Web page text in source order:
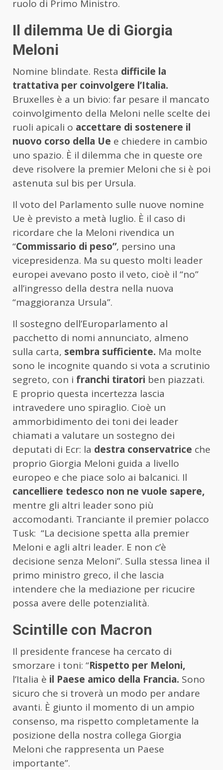
ruolo di Primo Ministro.
Il dilemma Ue di Giorgia
Meloni
Nomine blindate. Resta difficile la
trattativa per coinvolgere l’Italia.
Bruxelles è a un bivio: far pesare il mancato
coinvolgimento della Meloni nelle scelte dei
ruoli apicali o accettare di sostenere il
nuovo corso della Ue e chiedere in cambio
uno spazio. È il dilemma che in queste ore
deve risolvere la premier Meloni che si è poi
astenuta sul bis per Ursula.
Il voto del Parlamento sulle nuove nomine
Ue è previsto a metà luglio. È il caso di
ricordare che la Meloni rivendica un
“Commissario di peso”, persino una
vicepresidenza. Ma su questo molti leader
europei avevano posto il veto, cioè il “no”
all’ingresso della destra nella nuova
“maggioranza Ursula”.
Il sostegno dell’Europarlamento al
pacchetto di nomi annunciato, almeno
sulla carta, sembra sufficiente. Ma molte
sono le incognite quando si vota a scrutinio
segreto, con i franchi tiratori ben piazzati.
E proprio questa incertezza lascia
intravedere uno spiraglio. Cioè un
ammorbidimento dei toni dei leader
chiamati a valutare un sostegno dei
deputati di Ecr: la destra conservatrice che
proprio Giorgia Meloni guida a livello
europeo e che piace solo ai balcanici. Il
cancelliere tedesco non ne vuole sapere,
mentre gli altri leader sono più
accomodanti. Tranciante il premier polacco
Tusk: “La decisione spetta alla premier
Meloni e agli altri leader. E non c’è
decisione senza Meloni”. Sulla stessa linea il
primo ministro greco, il che lascia
intendere che la mediazione per ricucire
possa avere delle potenzialità.
Scintille con Macron
Il presidente francese ha cercato di
smorzare i toni: “Rispetto per Meloni,
l’Italia è il Paese amico della Francia. Sono
sicuro che si troverà un modo per andare
avanti. È giunto il momento di un ampio
consenso, ma rispetto completamente la
posizione della nostra collega Giorgia
Meloni che rappresenta un Paese
importante”.